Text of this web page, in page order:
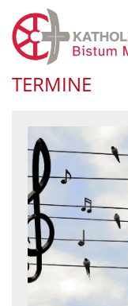
Zum Inhalt springen
TERMINE